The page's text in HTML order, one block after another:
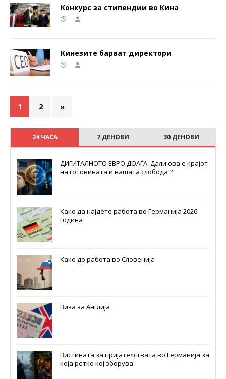
Конкурс за стипендии во Кина
Кинезите бараат директори
1 2 »
24 ЧАСА 7 ДЕНОВИ 30 ДЕНОВИ
ДИГИТАЛНОТО ЕВРО ДОАЃА: Дали ова е крајот
на готовината и вашата слобода ?
Како да најдете работа во Германија 2026
година
Како до работа во Словенија
Виза за Англија
Вистината за пријателствата во Германија за
која ретко кој зборува